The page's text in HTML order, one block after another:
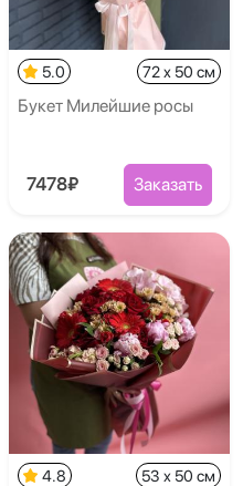
5.0 72 x 50 см
Букет Милейшие росы
7478₽ Заказать
4.8 53 x 50 см